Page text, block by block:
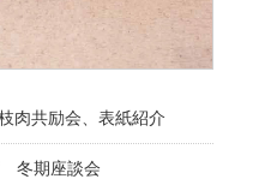
肉共励会、表紙紹介
冬期座談会